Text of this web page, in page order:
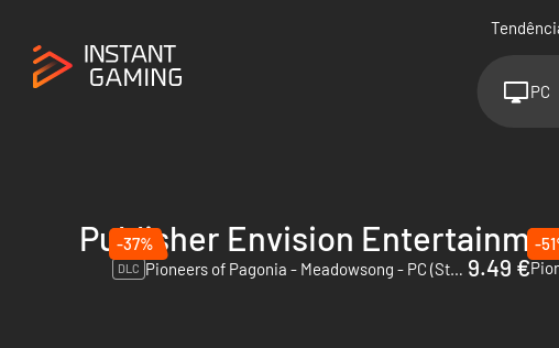
PC
Publisher Envision
-37%
DLC Pioneers of Pagonia - Meadowsong - PC (Steam) 9.49 €
-